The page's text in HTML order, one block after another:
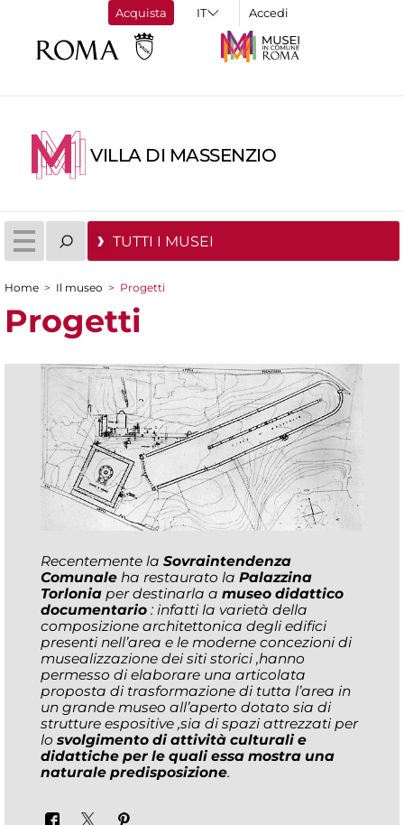
Acquista Accedi
VILLA DI MASSENZIO
TUTTI I MUSEI
Tu sei qui
Home > Il museo > Progetti
Progetti
Recentemente la Sovraintendenza
Comunale ha restaurato la Palazzina
Torlonia per destinarla a museo didattico
documentario : infatti la varietà della
composizione architettonica degli edifici
presenti nell’area e le moderne concezioni di
musealizzazione dei siti storici ,hanno
permesso di elaborare una articolata
proposta di trasformazione di tutta l’area in
un grande museo all’aperto dotato sia di
strutture espositive ,sia di spazi attrezzati per
lo svolgimento di attività culturali e
didattiche per le quali essa mostra una
naturale predisposizione.